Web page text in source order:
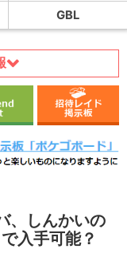
GBL
、しんかいの
入手可能？